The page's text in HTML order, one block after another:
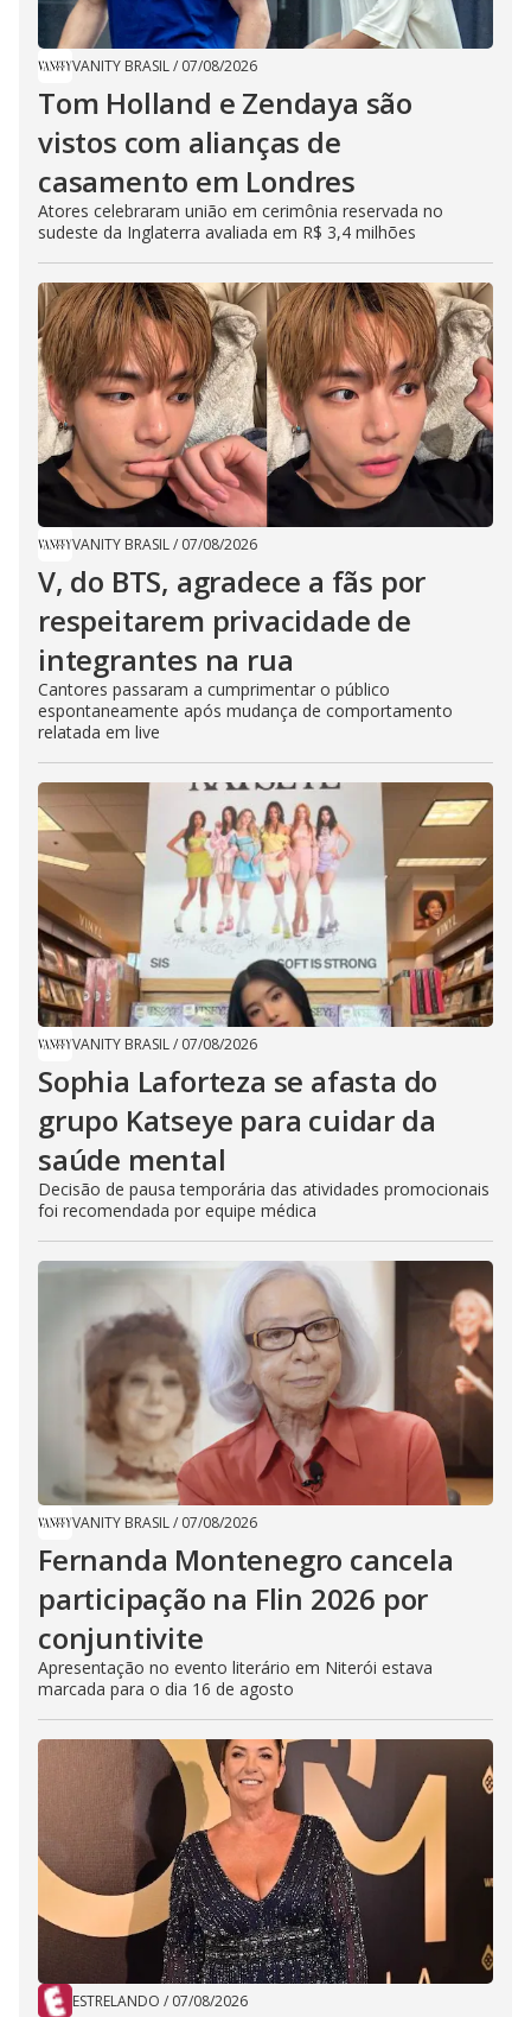
VANITY BRASIL/ 07/08/2026
Tom Holland e Zendaya são
vistos com alianças de
casamento em Londres
Atores celebraram união em cerimônia reservada no
sudeste da Inglaterra avaliada em R$ 3,4 milhões
VANITY BRASIL/ 07/08/2026
V, do BTS, agradece a fãs por
respeitarem privacidade de
integrantes na rua
Cantores passaram a cumprimentar o público
espontaneamente após mudança de comportamento
relatada em live
VANITY BRASIL/ 07/08/2026
Sophia Laforteza se afasta do
grupo Katseye para cuidar da
saúde mental
Decisão de pausa temporária das atividades promocionais
foi recomendada por equipe médica
VANITY BRASIL/ 07/08/2026
Fernanda Montenegro cancela
participação na Flin 2026 por
conjuntivite
Apresentação no evento literário em Niterói estava
marcada para o dia 16 de agosto
ESTRELANDO / 07/08/2026